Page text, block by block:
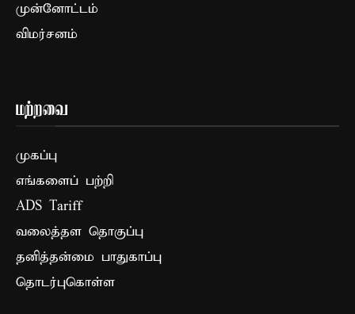
முன்னோட்டம்
விமர்சனம்
மற்றவை
முகப்பு
எங்களைப் பற்றி
ADS Tariff
வலைத்தள தொகுப்பு
தனித்தன்மை பாதுகாப்பு
தொடர்புகொள்ள